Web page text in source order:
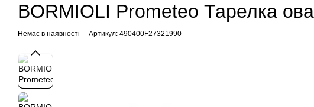
BORMIOLI Prometeo Тарелка
Немає в наявності Артикул: 490400F27321990